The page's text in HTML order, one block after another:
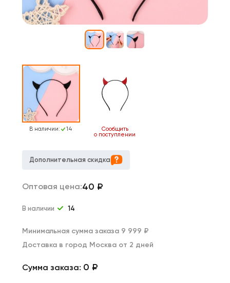
В наличии: 14
Сообщить
о поступлении
Дополнительная скидка
Оптовая цена:40 ₽
В наличии 14
Минимальная сумма заказа 9 999 ₽
Доставка в город Москва от 2 дней
Сумма заказа: 0 ₽